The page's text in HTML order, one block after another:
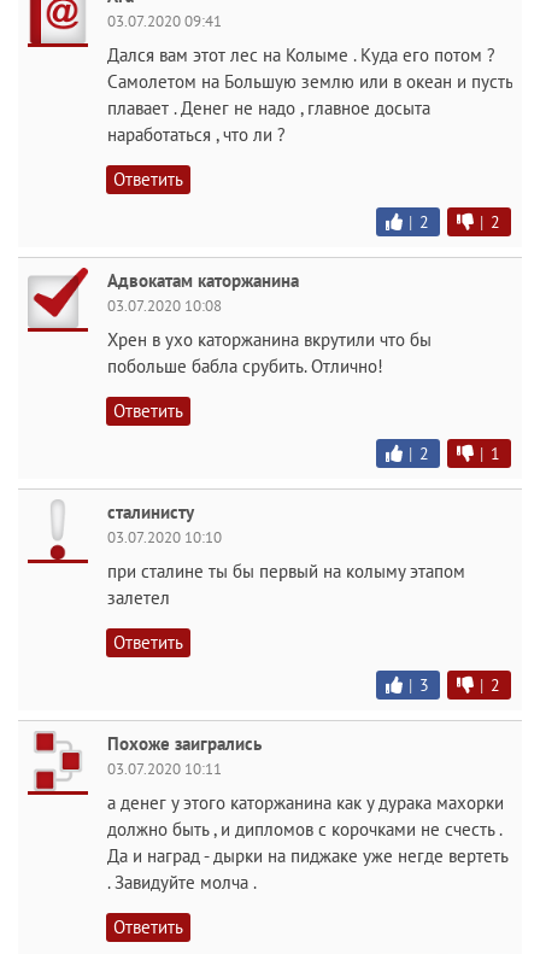
03.07.2020 09:41
Дался вам этот лес на Колыме . Куда его потом ?
Самолетом на Большую землю или в океан и пусть
плавает . Денег не надо , главное досыта
наработаться , что ли ?
Ответить
| 2 | 2
Адвокатам каторжанина
03.07.2020 10:08
Хрен в ухо каторжанина вкрутили что бы
побольше бабла срубить. Отлично!
Ответить
| 2 | 1
сталинисту
03.07.2020 10:10
при сталине ты бы первый на колыму этапом
залетел
Ответить
| 3 | 2
Похоже заигрались
03.07.2020 10:11
а денег у этого каторжанина как у дурака махорки
должно быть , и дипломов с корочками не счесть .
Да и наград - дырки на пиджаке уже негде вертеть
. Завидуйте молча .
Ответить